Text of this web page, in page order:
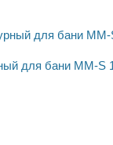
для бани MM-S